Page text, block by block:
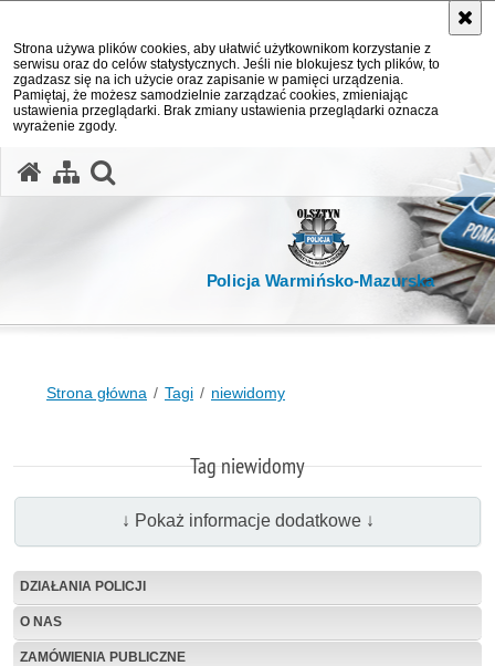
Strona używa plików cookies, aby ułatwić użytkownikom korzystanie z
serwisu oraz do celów statystycznych. Jeśli nie blokujesz tych plików, to
zgadzasz się na ich użycie oraz zapisanie w pamięci urządzenia.
Pamiętaj, że możesz samodzielnie zarządzać cookies, zmieniając
ustawienia przeglądarki. Brak zmiany ustawienia przeglądarki oznacza
wyrażenie zgody.
Policja Warmińsko-Mazurska
Strona główna Tagi niewidomy
Tag niewidomy
↓ Pokaż informacje dodatkowe ↓
DZIAŁANIA POLICJI
O NAS
ZAMÓWIENIA PUBLICZNE